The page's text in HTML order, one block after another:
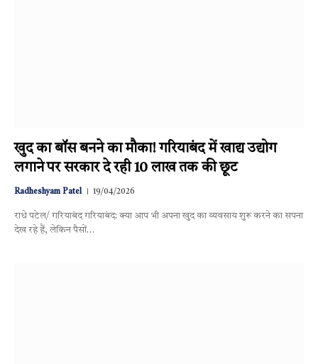
खुद का बॉस बनने का मौका! गरियाबंद में खाद्य उद्योग
लगाने पर सरकार दे रही 10 लाख तक की छूट
Radheshyam Patel 19/04/2026
राधे पटेल/ गरियाबंद गरियाबंद: क्या आप भी अपना खुद का व्यवसाय शुरू करने का सपना
देख रहे हैं, लेकिन पैसों…